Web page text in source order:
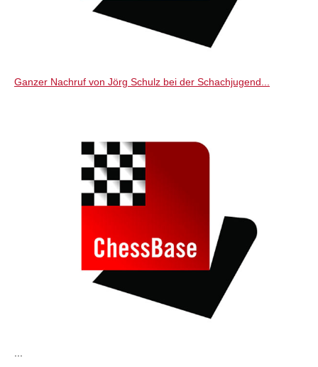
Ganzer Nachruf von Jörg Schulz bei der Schachjugend...